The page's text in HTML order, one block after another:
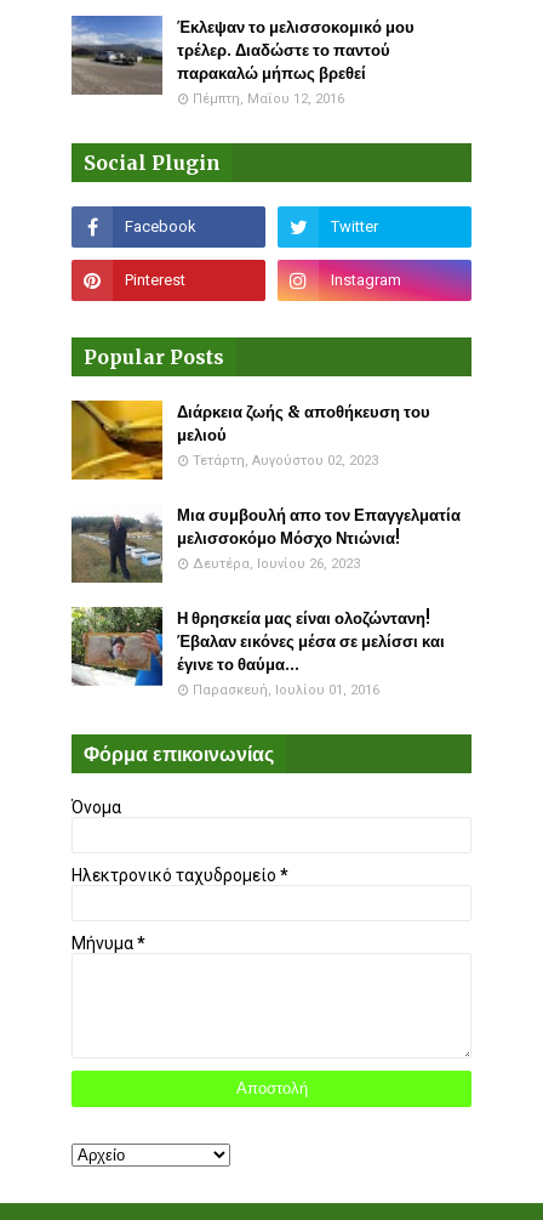
Έκλεψαν το μελισσοκομικό μου
τρέλερ. Διαδώστε το παντού
παρακαλώ μήπως βρεθεί
Πέμπτη, Μαΐου 12, 2016
Social Plugin
Popular Posts
Διάρκεια ζωής & αποθήκευση του
μελιού
Τετάρτη, Αυγούστου 02, 2023
Μια συμβουλή απο τον Επαγγελματία
μελισσοκόμο Μόσχο Ντιώνια!
Δευτέρα, Ιουνίου 26, 2023
Η θρησκεία μας είναι ολοζώντανη!
Έβαλαν εικόνες μέσα σε μελίσσι και
έγινε το θαύμα...
Παρασκευή, Ιουλίου 01, 2016
Φόρμα επικοινωνίας
Όνομα
Ηλεκτρονικό ταχυδρομείο *
Μήνυμα*